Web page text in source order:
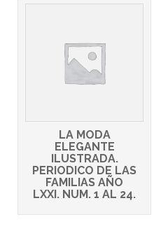
LA MODA
ELEGANTE
ILUSTRADA.
PERIODICO DE LAS
FAMILIAS AÑO
LXXI. NUM. 1 AL 24.